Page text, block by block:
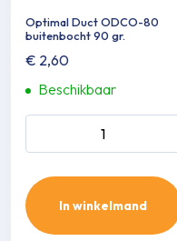
Optimal Duct ODCO-80
buitenbocht 90 gr.
€ 2,60
Beschikbaar
In winkelmand